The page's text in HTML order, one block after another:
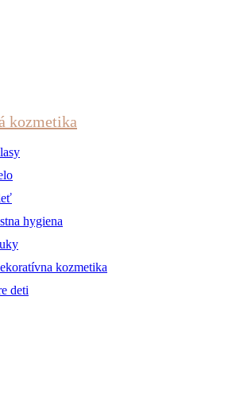
kozmetika
hygiena
kozmetika
deti